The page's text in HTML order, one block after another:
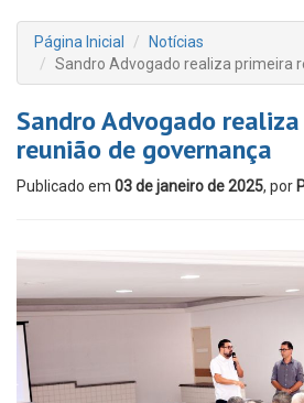
Página Inicial
Notícias
Sandro Advogado realiza primeira
Sandro Advogado
reunião de governança
Publicado em 03 de janeiro de 2025, por